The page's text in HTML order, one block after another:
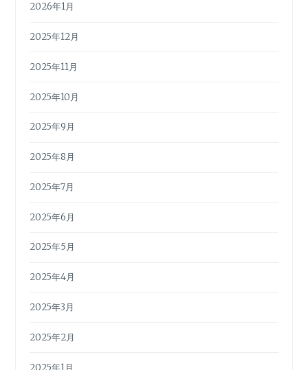
2026年1月
2025年12月
2025年11月
2025年10月
2025年9月
2025年8月
2025年7月
2025年6月
2025年5月
2025年4月
2025年3月
2025年2月
2025年1月